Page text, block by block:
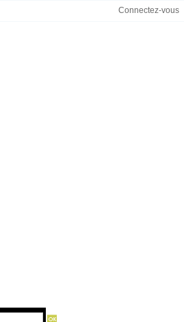
Connectez-vous